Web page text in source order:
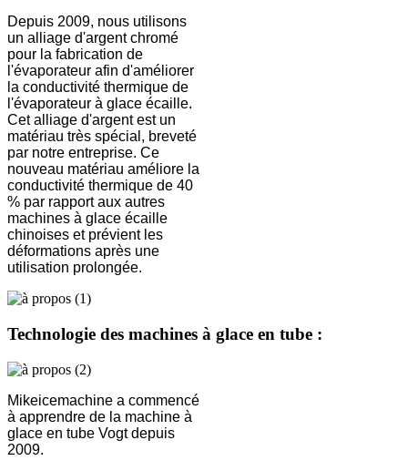
Depuis 2009, nous utilisons
un alliage d'argent chromé
pour la fabrication de
l'évaporateur afin d'améliorer
la conductivité thermique de
l'évaporateur à glace écaille.
Cet alliage d'argent est un
matériau très spécial, breveté
par notre entreprise. Ce
nouveau matériau améliore la
conductivité thermique de 40
% par rapport aux autres
machines à glace écaille
chinoises et prévient les
déformations après une
utilisation prolongée.
Technologie des machines à glace en tube :
Mikeicemachine a commencé
à apprendre de la machine à
glace en tube Vogt depuis
2009.